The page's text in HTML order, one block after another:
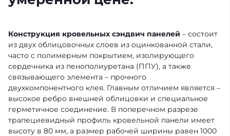
Конструкция кровельных сэндвич панелей – состоит
из двух облицовочных слоев из оцинкованной стали,
часто с полимерным покрытием, изолирующего
сердечника из пенополиуретана (ППУ), а также
связывающего элемента – прочного
двухкомпонентного клея. Главным отличием является –
высокое ребро внешней облицовки и специальное
герметичное соединение. В поперечном разрезе
трапециевидный профиль кровельной панели имеет
высоту в 80 мм, а размер рабочей ширины равен 1000